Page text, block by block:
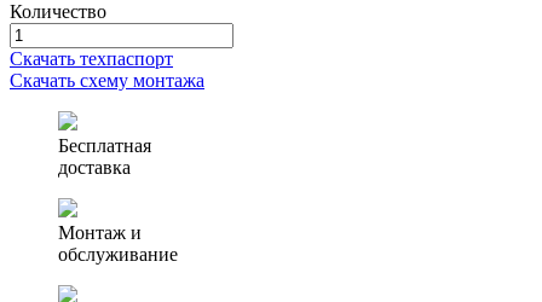
Количество
Количество
товара
Септик
Профи
Скачать техпаспорт
Скачать схему монтажа
Бесплатная
доставка
Монтаж и
обслуживание